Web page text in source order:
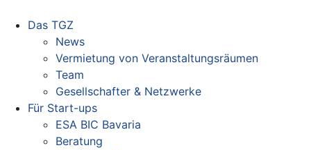
Das TGZ
News
Vermietung von Veranstaltungsräumen
Team
Gesellschafter & Netzwerke
Für Start-ups
ESA BIC Bavaria
Beratung